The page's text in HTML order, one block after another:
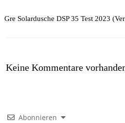
Gre Solardusche DSP 35 Test 2023
Keine Kommentare
Abonnieren